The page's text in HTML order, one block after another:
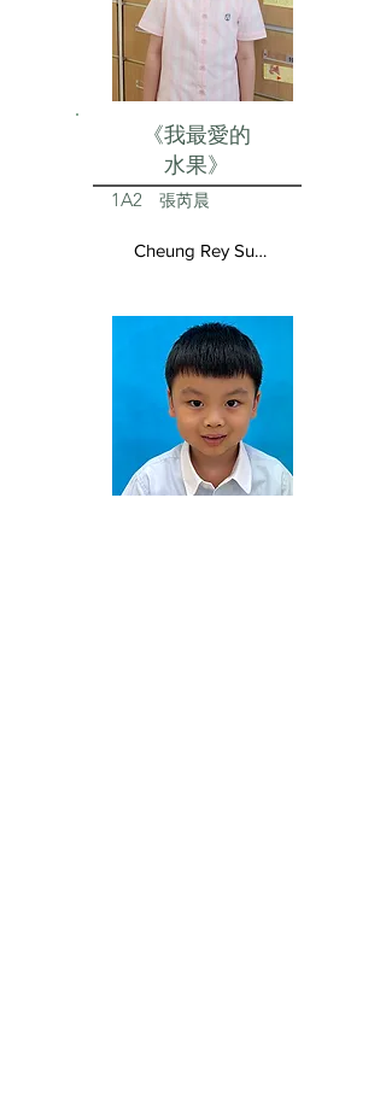
《我最愛的
水果》
1A2 張芮晨
Cheung Rey Sun Vivienne